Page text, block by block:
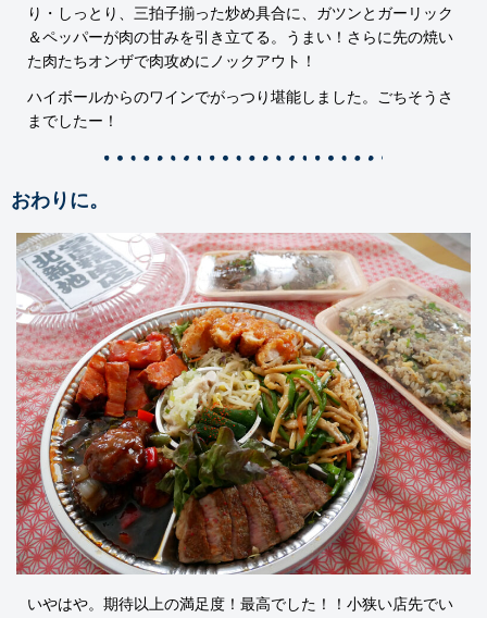
り・しっとり、三拍子揃った炒め具合に、ガツンとガーリック
＆ペッパーが肉の甘みを引き立てる。うまい！さらに先の焼い
た肉たちオンザで肉攻めにノックアウト！
ハイボールからのワインでがっつり堪能しました。ごちそうさ
までしたー！
おわりに。
いやはや。期待以上の満足度！最高でした！！小狭い店先でい